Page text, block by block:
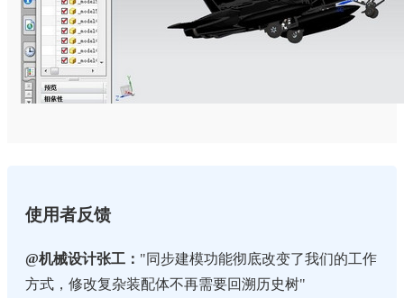
使用者反馈
@机械设计张工： "同步建模功能彻底改变了我们的工作
方式，修改复杂装配体不再需要回溯历史树"